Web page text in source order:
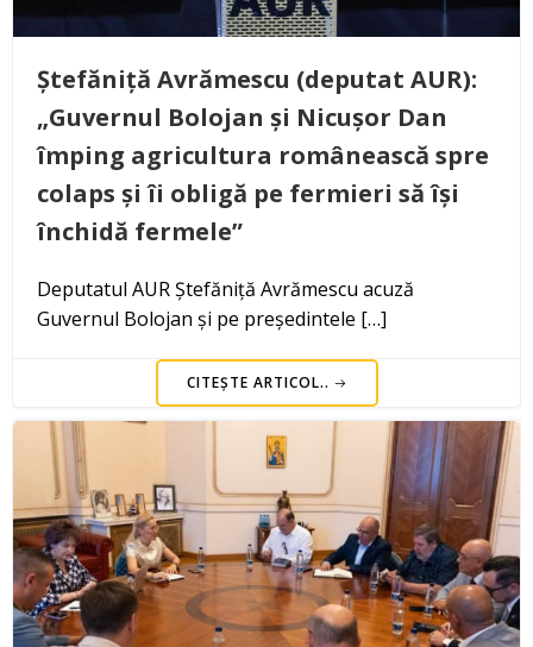
Ștefăniță Avrămescu (deputat AUR):
„Guvernul Bolojan și Nicușor Dan
împing agricultura românească spre
colaps și îi obligă pe fermieri să își
închidă fermele”
Deputatul AUR Ștefăniță Avrămescu acuză
Guvernul Bolojan și pe președintele […]
CITEȘTE ARTICOL..